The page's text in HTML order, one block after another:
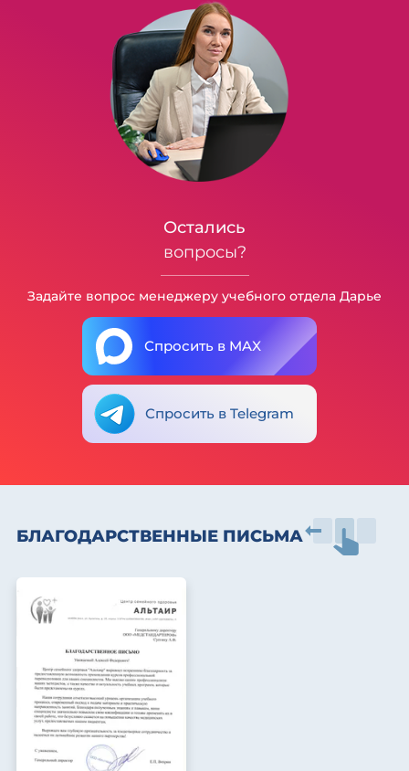
Остались
вопросы?
Задайте вопрос менеджеру учебного отдела Дарье
Спросить в MAX
Спросить в Telegram
БЛАГОДАРСТВЕННЫЕ ПИСЬМА